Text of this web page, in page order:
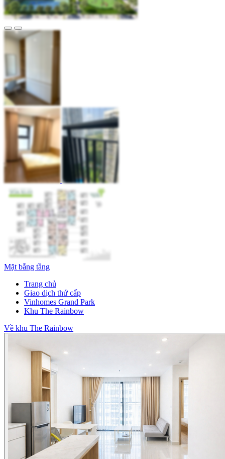
Mặt bằng tầng
Trang chủ
Giao dịch thứ cấp
Vinhomes Grand Park
Khu The Rainbow
Về khu The Rainbow